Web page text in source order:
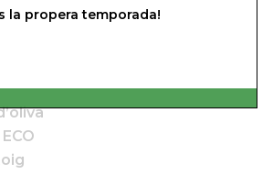
la propera temporada!